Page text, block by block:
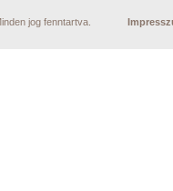
jog fenntartva.